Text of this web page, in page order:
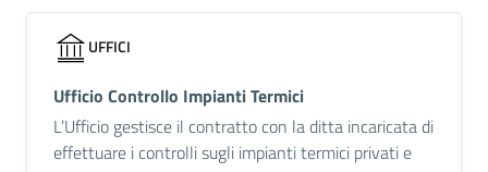
UFFICI
Ufficio Controllo Impianti Termici
L’Ufficio gestisce il contratto con la ditta incaricata di
effettuare i controlli sugli impianti termici privati e